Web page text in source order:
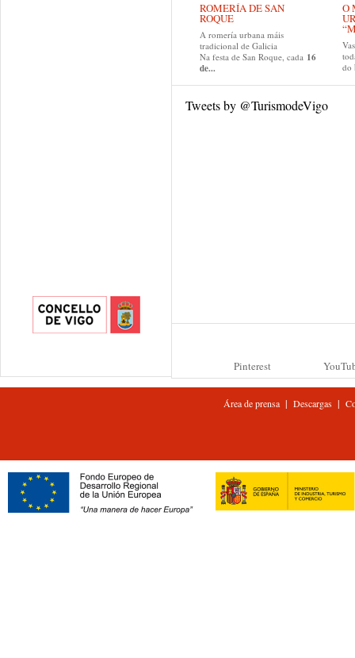
ROMERÍA DE SAN
ROQUE
A romería urbana máis
tradicional de Galicia
Na festa de San Roque, cada 16
de...
O
do
Tweets by @TurismodeVigo
Pinterest
Área de prensa| Descargas|